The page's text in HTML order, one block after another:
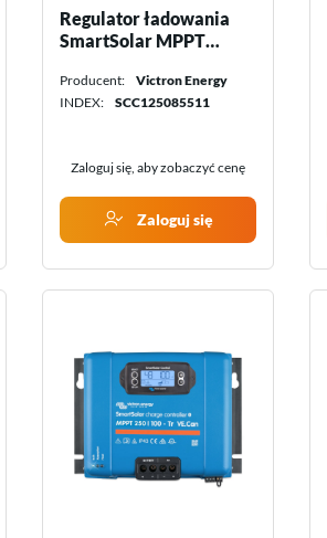
Regulator ładowania
SmartSolar MPPT
Victron Energy
Producent:
Victron Energy
INDEX:
SCC125085511
Zaloguj się, aby zobaczyć cenę
Zaloguj się